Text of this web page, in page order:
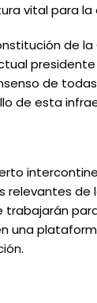
vital para
de
de
de esta
una